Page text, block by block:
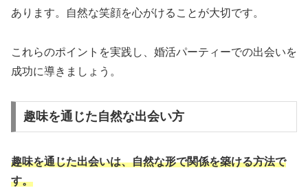
あります。自然な笑顔を心がけることが大切です。
これらのポイントを実践し、婚活パーティーでの出会いを
成功に導きましょう。
趣味を通じた自然な出会い方
趣味を通じた出会いは、自然な形で関係を築ける方法で
す。